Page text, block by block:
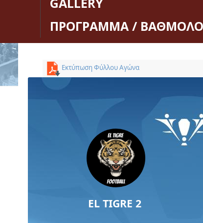
ΠΡΟΓΡΑΜΜΑ /
Εκτύπωση Φύλλου Αγώνα
EL TIGRE 2